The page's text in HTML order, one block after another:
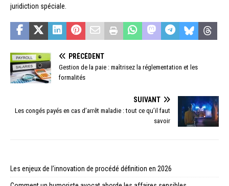
juridiction spéciale.
PRÉCÉDENT
Gestion de la paie : maîtrisez la réglementation et les
formalités
SUIVANT
Les congés payés en cas d’arrêt maladie : tout ce qu’il faut
savoir
Les enjeux de l’innovation de procédé définition en 2026